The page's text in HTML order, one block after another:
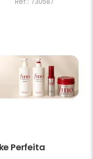
Ref.: 730587
Perfeita